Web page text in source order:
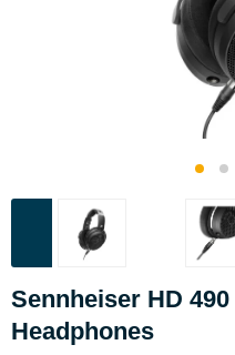
Sennheiser HD
Headphones